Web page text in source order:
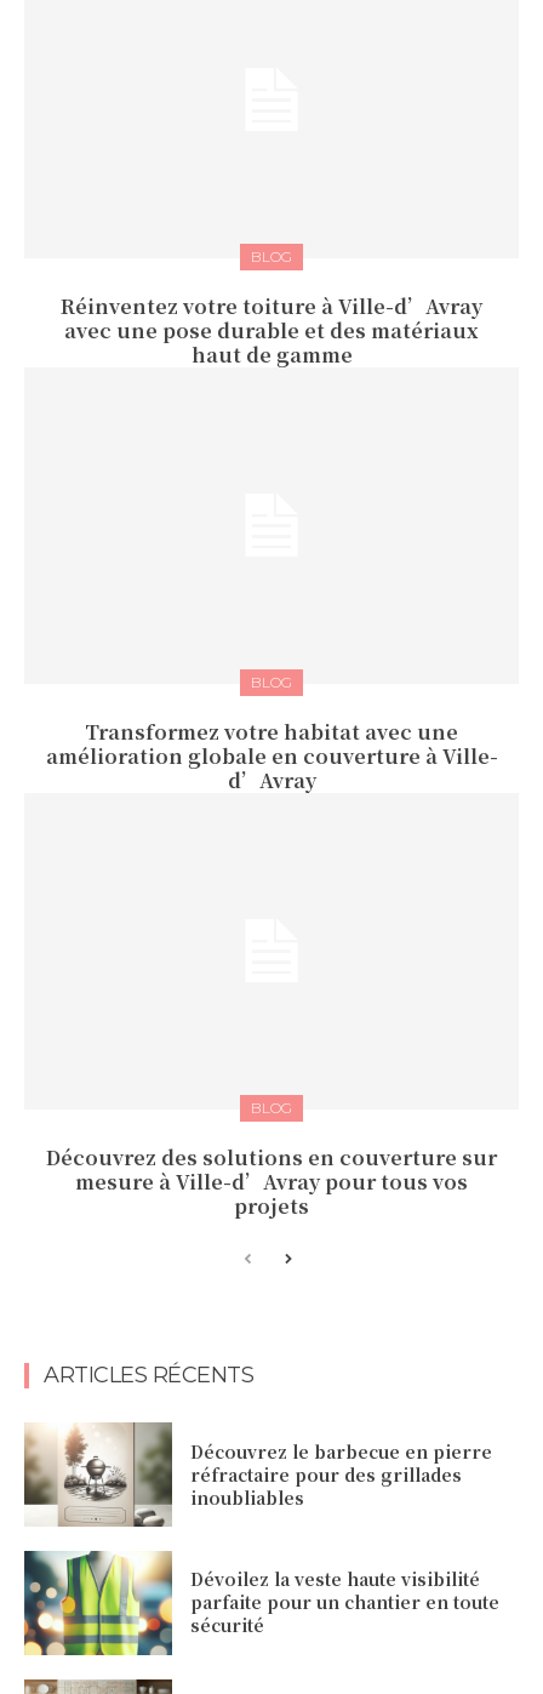
BLOG
Réinventez votre toiture à Ville-d’Avray
avec une pose durable et des matériaux
haut de gamme
BLOG
Transformez votre habitat avec une
amélioration globale en couverture à Ville-
d’Avray
BLOG
Découvrez des solutions en couverture sur
mesure à Ville-d’Avray pour tous vos
projets
ARTICLES RÉCENTS
Découvrez le barbecue en pierre
réfractaire pour des grillades
inoubliables
Dévoilez la veste haute visibilité
parfaite pour un chantier en toute
sécurité